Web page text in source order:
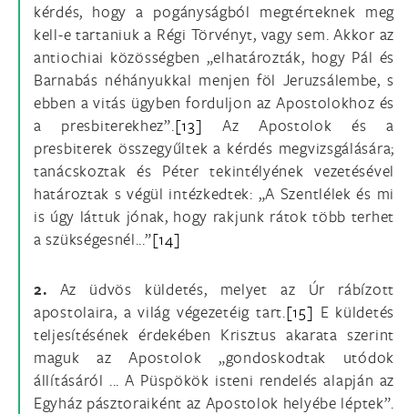
kérdés, hogy a pogányságból megtérteknek meg
kell-e tartaniuk a Régi Törvényt, vagy sem. Akkor az
antiochiai közösségben „elhatározták, hogy Pál és
Barnabás néhányukkal menjen föl Jeruzsálembe, s
ebben a vitás ügyben forduljon az Apostolokhoz és
a presbiterekhez”.[13] Az Apostolok és a
presbiterek összegyűltek a kérdés megvizsgálására;
tanácskoztak és Péter tekintélyének vezetésével
határoztak s végül intézkedtek: „A Szentlélek és mi
is úgy láttuk jónak, hogy rakjunk rátok több terhet
a szükségesnél...”[14]
2. Az üdvös küldetés, melyet az Úr rábízott
apostolaira, a világ végezetéig tart.[15] E küldetés
teljesítésének érdekében Krisztus akarata szerint
maguk az Apostolok „gondoskodtak utódok
állításáról ... A Püspökök isteni rendelés alapján az
Egyház pásztoraiként az Apostolok helyébe léptek”.